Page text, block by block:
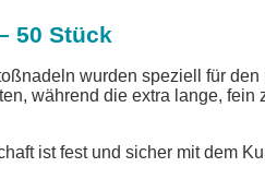
50 Stück
wurden speziell für
während die extra lange,
ist fest und sicher mit dem